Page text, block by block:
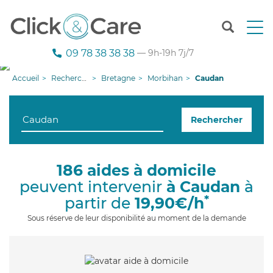
T
n
g
09 78 38 38 38 — 9h-19h 7j/7
Accueil Recherche aide à domicile Bretagne Morbihan Caudan
Rechercher
186 aides à domicile
peuvent intervenir à Caudan à
partir de 19,90€/h*
Sous réserve de leur disponibilité au moment de la demande